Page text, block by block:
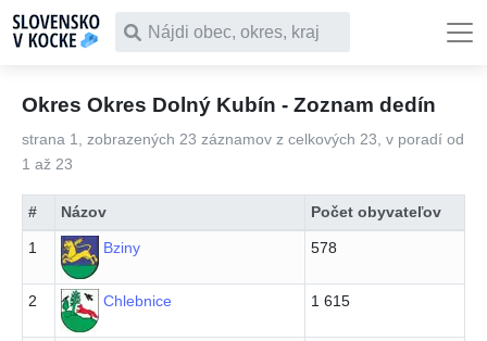
Čo chceš vyhľadať
Okres Okres Dolný Kubín - Zoznam dedín
strana 1, zobrazených 23 záznamov z celkových 23, v poradí od
1 až 23
# Názov Počet obyvateľov
1 Bziny 578
2 Chlebnice 1 615